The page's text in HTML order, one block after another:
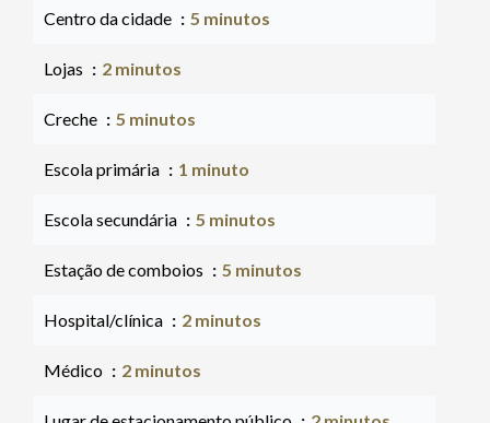
Centro da cidade 5 minutos
Lojas 2 minutos
Creche 5 minutos
Escola primária 1 minuto
Escola secundária 5 minutos
Estação de comboios 5 minutos
Hospital/clínica 2 minutos
Médico 2 minutos